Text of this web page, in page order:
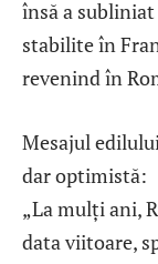
însă a
stabilite în
revenind în
Mesajul
dar optimistă:
„La mulți ani,
data viitoare,